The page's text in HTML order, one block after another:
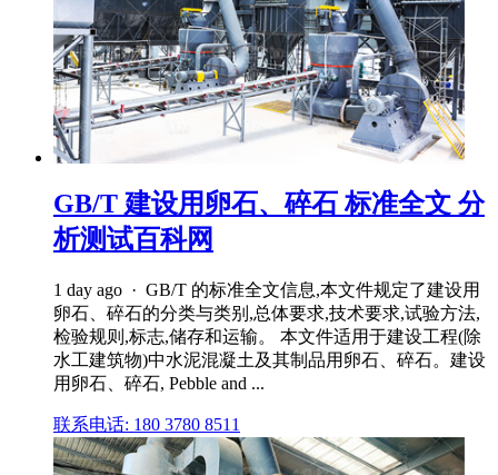
GB/T 建设用卵石、碎石 标准全文 分
析测试百科网
1 day ago · GB/T 的标准全文信息,本文件规定了建设用
卵石、碎石的分类与类别,总体要求,技术要求,试验方法,
检验规则,标志,储存和运输。 本文件适用于建设工程(除
水工建筑物)中水泥混凝土及其制品用卵石、碎石。建设
用卵石、碎石, Pebble and ...
联系电话: 180 3780 8511